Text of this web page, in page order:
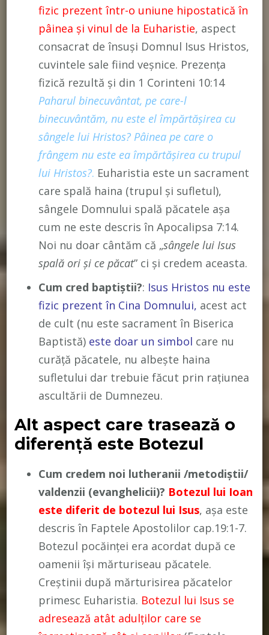
fizic prezent într-o uniune hipostatică în
pâinea și vinul de la Euharistie, aspect
consacrat de însuși Domnul Isus Hristos,
cuvintele sale fiind veșnice. Prezența
fizică rezultă și din 1 Corinteni 10:14
Paharul binecuvântat, pe care-l
binecuvântăm, nu este el împărtăşirea cu
sângele lui Hristos? Pâinea pe care o
frângem nu este ea împărtăşirea cu trupul
lui Hristos?. Euharistia este un sacrament
care spală haina (trupul și sufletul),
sângele Domnului spală păcatele așa
cum ne este descris în Apocalipsa 7:14.
Noi nu doar cântăm că „sângele lui Isus
spală ori și ce păcat” ci și credem aceasta.
Cum cred baptiștii?: Isus Hristos nu este
fizic prezent în Cina Domnului, acest act
de cult (nu este sacrament în Biserica
Baptistă) este doar un simbol care nu
curăță păcatele, nu albește haina
sufletului dar trebuie făcut prin rațiunea
ascultării de Dumnezeu.
Alt aspect care trasează o
diferență este Botezul
Cum credem noi lutheranii /metodiștii/
valdenzii (evanghelicii)? Botezul lui Ioan
este diferit de botezul lui Isus, așa este
descris în Faptele Apostolilor cap.19:1-7.
Botezul pocăinței era acordat după ce
oamenii își mărturiseau păcatele.
Creștinii după mărturisirea păcatelor
primesc Euharistia. Botezul lui Isus se
adresează atât adulților care se